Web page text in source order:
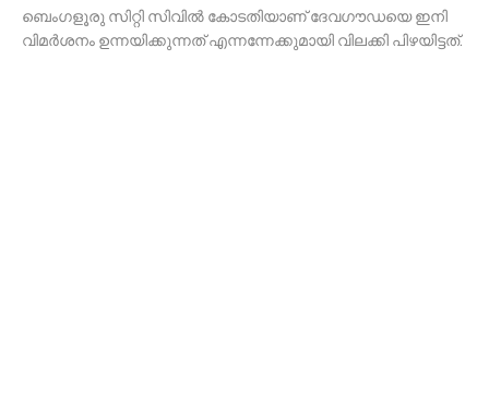
ബെംഗളൂരു സിറ്റി സിവിൽ കോടതിയാണ് ദേവഗൗഡയെ ഇനി
വിമർശനം ഉന്നയിക്കുന്നത് എന്നന്നേക്കുമായി വിലക്കി പിഴയിട്ടത്.